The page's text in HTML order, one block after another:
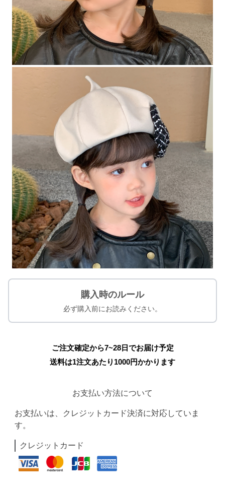
購入時のルール
必ず購入前にお読みください。
ご注文確定から7~28日でお届け予定
送料は1注文あたり 1000円かかります
お支払い方法について
お支払いは、クレジットカード決済に対応していま
す。
クレジットカード